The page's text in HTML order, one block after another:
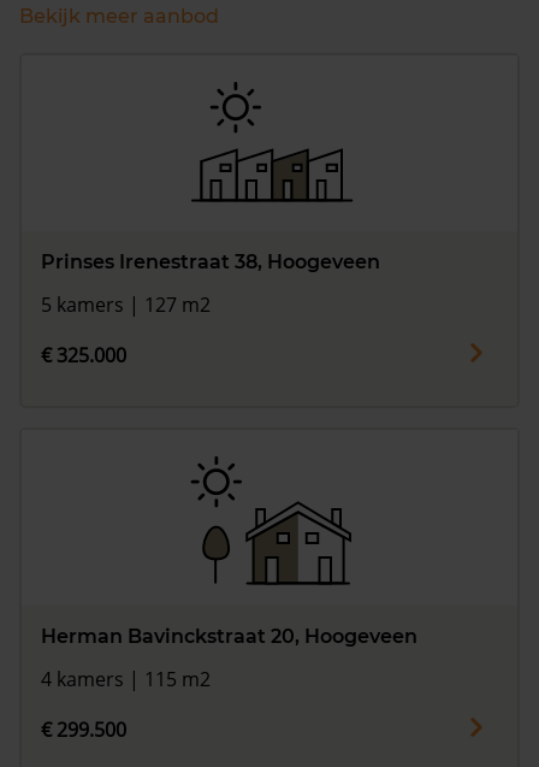
Bekijk meer aanbod
Prinses Irenestraat 38, Hoogeveen
5 kamers | 127 m2
€ 325.000
Herman Bavinckstraat 20, Hoogeveen
4 kamers | 115 m2
€ 299.500